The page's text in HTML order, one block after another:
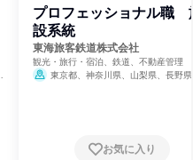
プロフェッショナル職
設系統
東海旅客鉄道株式会社
観光・旅行・宿泊、鉄道、不動産管理
東京都、神奈川県、山梨県、長野
お気に入り